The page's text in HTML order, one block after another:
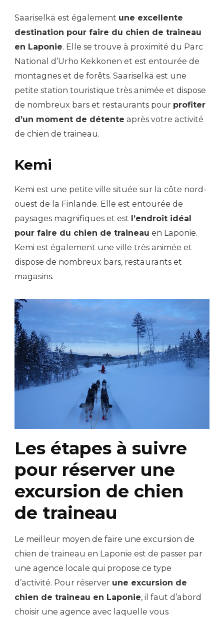
Saariselkä est également une excellente
destination pour faire du chien de traineau
en Laponie. Elle se trouve à proximité du Parc
National d’Urho Kekkonen et est entourée de
montagnes et de forêts. Saariselkä est une
petite station touristique très animée et dispose
de nombreux bars et restaurants pour profiter
d’un moment de détente après votre activité
de chien de traineau.
Kemi
Kemi est une petite ville située sur la côte nord-
ouest de la Finlande. Elle est entourée de
paysages magnifiques et est l’endroit idéal
pour faire du chien de traineau en Laponie.
Kemi est également une ville très animée et
dispose de nombreux bars, restaurants et
magasins.
Les étapes à suivre
pour réserver une
excursion de chien
de traineau
Le meilleur moyen de faire une excursion de
chien de traineau en Laponie est de passer par
une agence locale qui propose ce type
d’activité. Pour réserver une excursion de
chien de traineau en Laponie, il faut d’abord
choisir une agence avec laquelle vous